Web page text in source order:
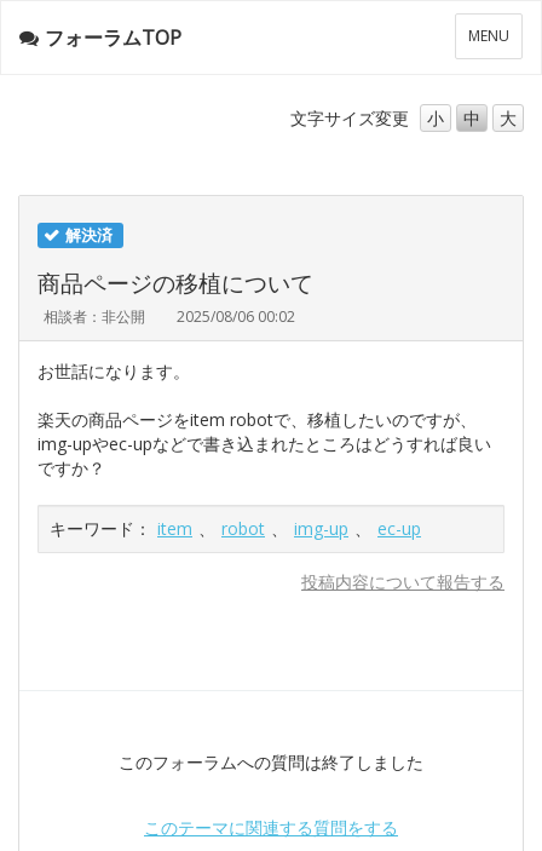
メ
ニ
ー
MENU
フォーラムTOP
文字サイズ変更 小 中 大
解決済
商品ページの移植について
相談者：非公開 2025/08/06 00:02
お世話になります。
楽天の商品ページをitem robotで、移植したいのですが、
img-upやec-upなどで書き込まれたところはどうすれば良い
ですか？
キーワード： item 、 robot 、 img-up 、 ec-up
投稿内容について報告する
このフォーラムへの質問は終了しました
このテーマに関連する質問をする